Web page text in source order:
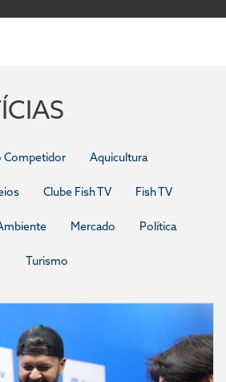
Competidor Aquicultura
Clube Fish TV Fish TV
Mercado Política
Turismo